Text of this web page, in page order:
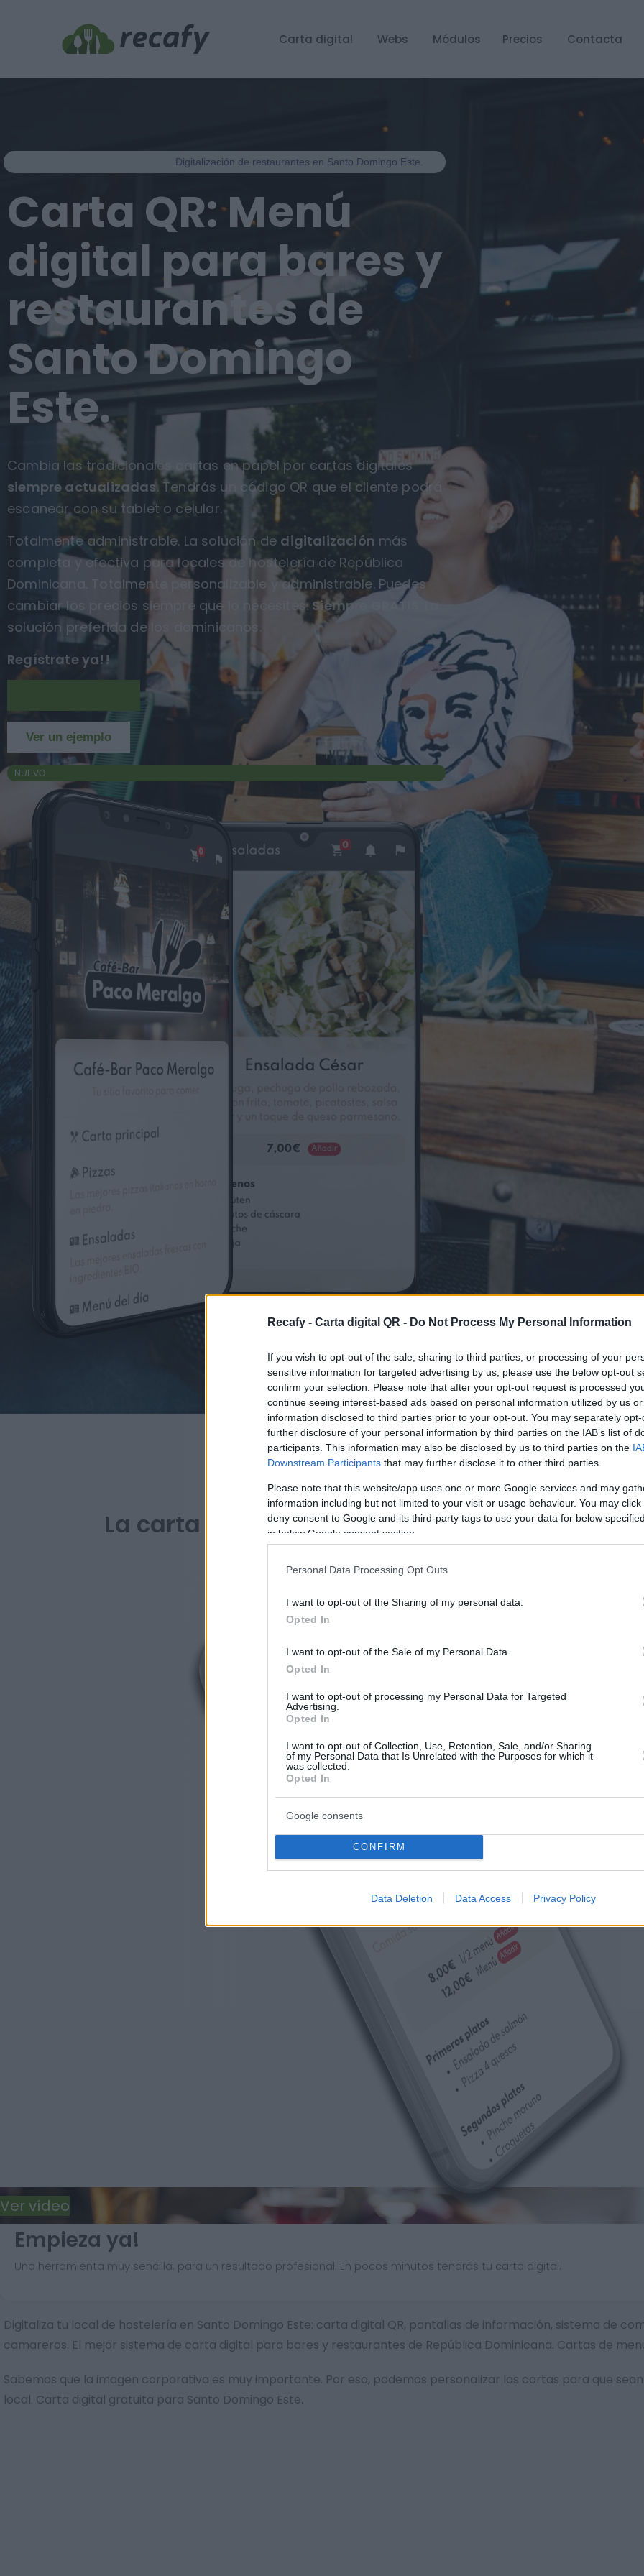
Recafy - Carta digital QR - Do Not Process My Personal Information
If you wish to opt-out of the sale, sharing to third parties, or processing of your
sensitive information for targeted advertising by us, please use the below opt-out
confirm your selection. Please note that after your opt-out request is processed
continue seeing interest-based ads based on personal information utilized by us
information disclosed to third parties prior to your opt-out. You may separately
further disclosure of your personal information by third parties on the IAB’s list of
participants. This information may also be disclosed by us to third parties on the
Downstream Participants that may further disclose it to other third parties.
Please note that this website/app uses one or more Google services and may
information including but not limited to your visit or usage behaviour. You may
deny consent to Google and its third-party tags to use your data for below
in below Google consent section.
Personal Data Processing Opt Outs
I want to opt-out of the Sharing of my personal data.
Opted In
I want to opt-out of the Sale of my Personal Data.
Opted In
I want to opt-out of processing my Personal Data for Targeted
Advertising.
Opted In
I want to opt-out of Collection, Use, Retention, Sale, and/or Sharing
of my Personal Data that Is Unrelated with the Purposes for which it
was collected.
Opted In
Google consents
CONFIRM
Data Deletion Data Access Privacy Policy
Carta digital Webs Módulos Precios Contacta
Digitalización de restaurantes en Santo Domingo Este.
Carta QR: Menú
digital para bares y
restaurantes de
Santo Domingo
Este.
Cambia las tradicionales cartas en papel por cartas digitales
siempre actualizadas. Tendrás un código QR que el cliente podrá
escanear con su tablet o celular.
Totalmente administrable. La solución de digitalización más
completa y efectiva para locales de hostelería de República
Dominicana. Totalmente personalizable y administrable. Puedes
cambiar los precios siempre que lo necesites. Siempre GRATIS
. La
solución preferida de los dominicanos.
Regístrate ya!!
Ver un ejemplo
NUEVO
PARA BARES Y RESTAURANTES DE SANTO DOMINGO
La carta digital definitiva para tu bar o
Empieza ya!
Una herramienta muy sencilla, para un resultado profesional. En pocos minutos tendrás tu carta digital.
Digitaliza tu local de hostelería en Santo Domingo Este: carta digital QR, pantallas de información, sistema de
camareros. El mejor sistema de carta digital para bares y restaurantes de República Dominicana. Cartas de
Sabemos que la imagen corporativa es muy importante. Por eso, podemos personalizar las cartas para que
local. Carta digital gratuita para Santo Domingo Este.
Ver vídeo